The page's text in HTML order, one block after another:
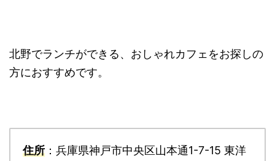
北野でランチができる、おしゃれカフェをお探しの
方におすすめです。
住所 ：兵庫県神戸市中央区山本通1-7-15 東洋